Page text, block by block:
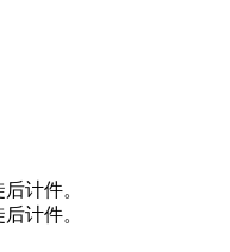
计件。
计件。